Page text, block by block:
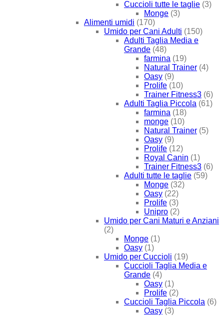
Cuccioli tutte le taglie (3)
Monge (3)
Alimenti umidi (170)
Umido per Cani Adulti (150)
Adulti Taglia Media e
Grande (48)
farmina (19)
Natural Trainer (4)
Oasy (9)
Prolife (10)
Trainer Fitness3 (6)
Adulti Taglia Piccola (61)
farmina (18)
monge (10)
Natural Trainer (5)
Oasy (9)
Prolife (12)
Royal Canin (1)
Trainer Fitness3 (6)
Adulti tutte le taglie (59)
Monge (32)
Oasy (22)
Prolife (3)
Unipro (2)
Umido per Cani Maturi e Anziani
(2)
Monge (1)
Oasy (1)
Umido per Cuccioli (19)
Cuccioli Taglia Media e
Grande (4)
Oasy (1)
Prolife (2)
Cuccioli Taglia Piccola (6)
Oasy (3)